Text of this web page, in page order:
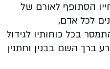
הסתופף לאורם של
לכל אדם,
בכל כוחותיו לגידול
ברך השם בבנין וחתנין